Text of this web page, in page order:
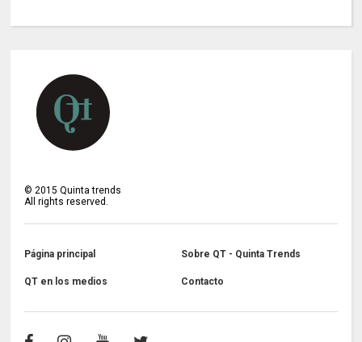
©2015 Quinta trends
All rights reserved.
Página principal Sobre QT - Quinta Trends
QT en los medios Contacto